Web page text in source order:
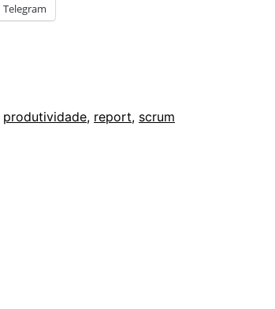
Telegram
produtividade, report, scrum